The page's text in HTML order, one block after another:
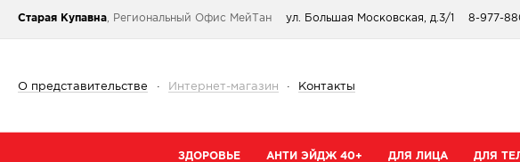
Старая Купавна , Региональный Офис МейТан ул. Большая Московская, д.3/1 8-977-
О представительстве · Интернет-магазин · Контакты
ЗДОРОВЬЕ АНТИ ЭЙДЖ 40+ ДЛЯ ЛИЦА ДЛЯ